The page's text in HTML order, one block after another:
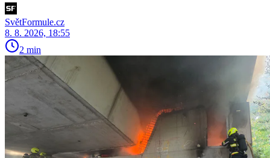
SvětFormule.cz
8. 8. 2026, 18:55
2 min